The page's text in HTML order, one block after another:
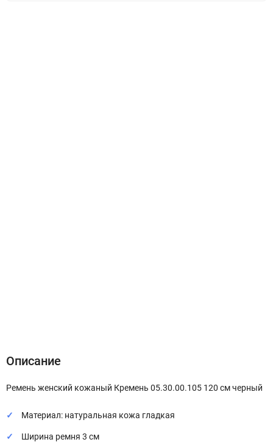
Описание
Ремень женский кожаный Кремень 05.30.00.105 120 см черный
Материал: натуральная кожа гладкая
Ширина ремня 3 см